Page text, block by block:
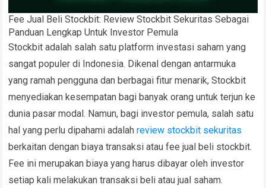
Fee Jual Beli Stockbit: Review Stockbit Sekuritas Sebagai
Panduan Lengkap Untuk Investor Pemula
Stockbit adalah salah satu platform investasi saham yang
sangat populer di Indonesia. Dikenal dengan antarmuka
yang ramah pengguna dan berbagai fitur menarik, Stockbit
menyediakan kesempatan bagi banyak orang untuk terjun ke
dunia pasar modal. Namun, bagi investor pemula, salah satu
hal yang perlu dipahami adalahreview stockbit sekuritas
berkaitan dengan biaya transaksi atau fee jual beli stockbit.
Fee ini merupakan biaya yang harus dibayar oleh investor
setiap kali melakukan transaksi beli atau jual saham.